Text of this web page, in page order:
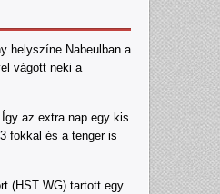
helyszíne Nabeulban a
vágott neki a
az extra nap egy kis
fokkal és a tenger is
(HST WG) tartott egy